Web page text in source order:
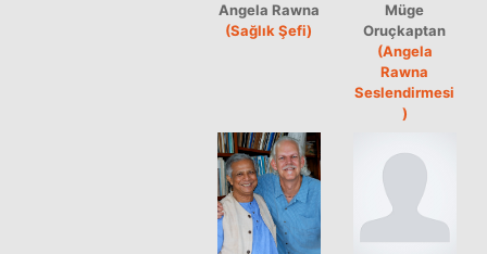
Angela Rawna
(Sağlık Şefi)
Müge
Oruçkaptan
(Angela
Rawna
Seslendirmesi
)